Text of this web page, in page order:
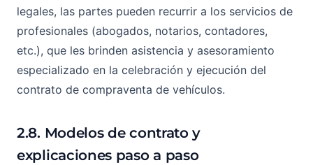
legales, las partes pueden recurrir a los servicios de
profesionales (abogados, notarios, contadores,
etc.), que les brinden asistencia y asesoramiento
especializado en la celebración y ejecución del
contrato de compraventa de vehículos.
2.8. Modelos de contrato y
explicaciones paso a paso